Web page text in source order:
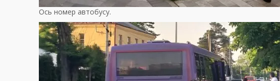
Ось номер автобусу.